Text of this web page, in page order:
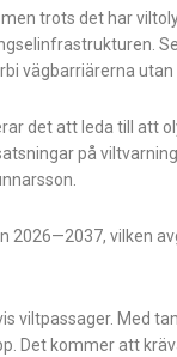
trots det har
vägbarriärerna
det att leda till att
på
vilken
viltpassager. Med
Det kommer att